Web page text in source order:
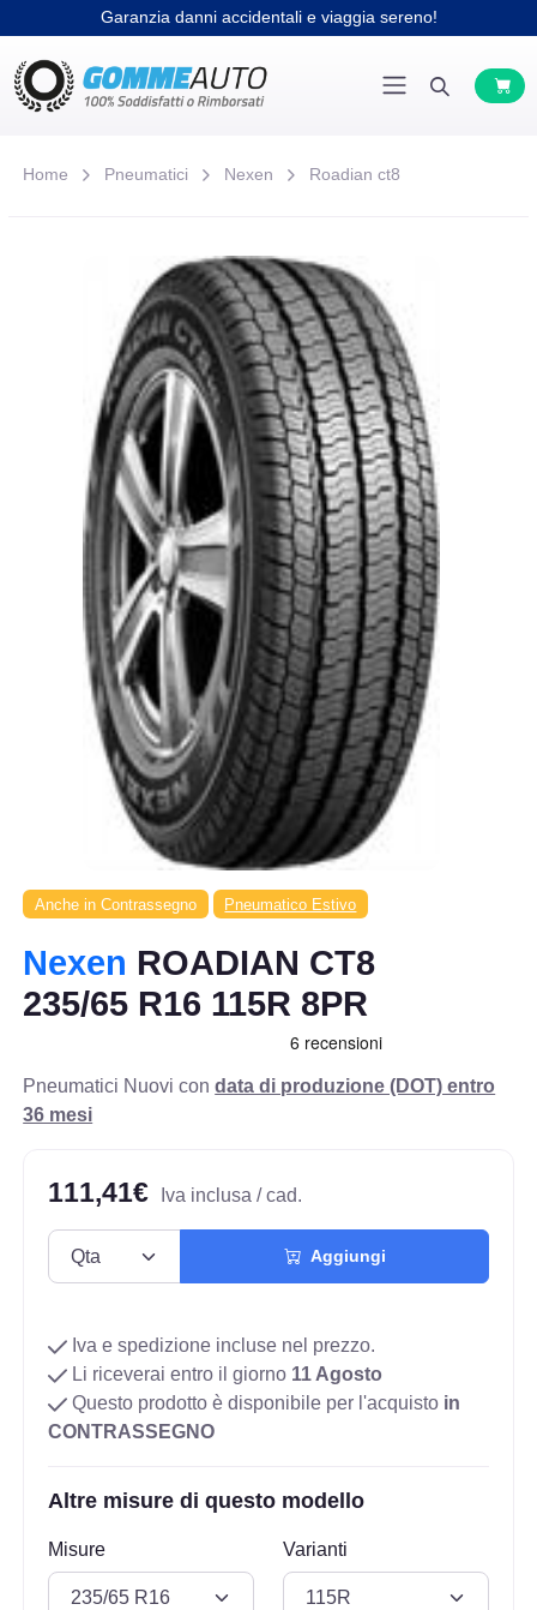
Garanzia danni accidentali e viaggia sereno!
Home Pneumatici Nexen Roadian ct8
Anche in Contrassegno Pneumatico Estivo
Nexen ROADIAN CT8
235/65 R16 115R 8PR
Pneumatici Nuovi condata di produzione (DOT) entro
36 mesi
111,41€ Iva inclusa / cad.
Aggiungi
Iva e spedizione incluse nel prezzo.
Li riceverai entro il giorno 11 Agosto
Questo prodotto è disponibile per l'acquisto in
CONTRASSEGNO
Altre misure di questo modello
Misure Varianti